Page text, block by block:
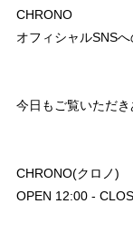
CHRONO
オフィシャルSNS
今日もご覧いただき
CHRONO(クロノ)
OPEN 12:00 -